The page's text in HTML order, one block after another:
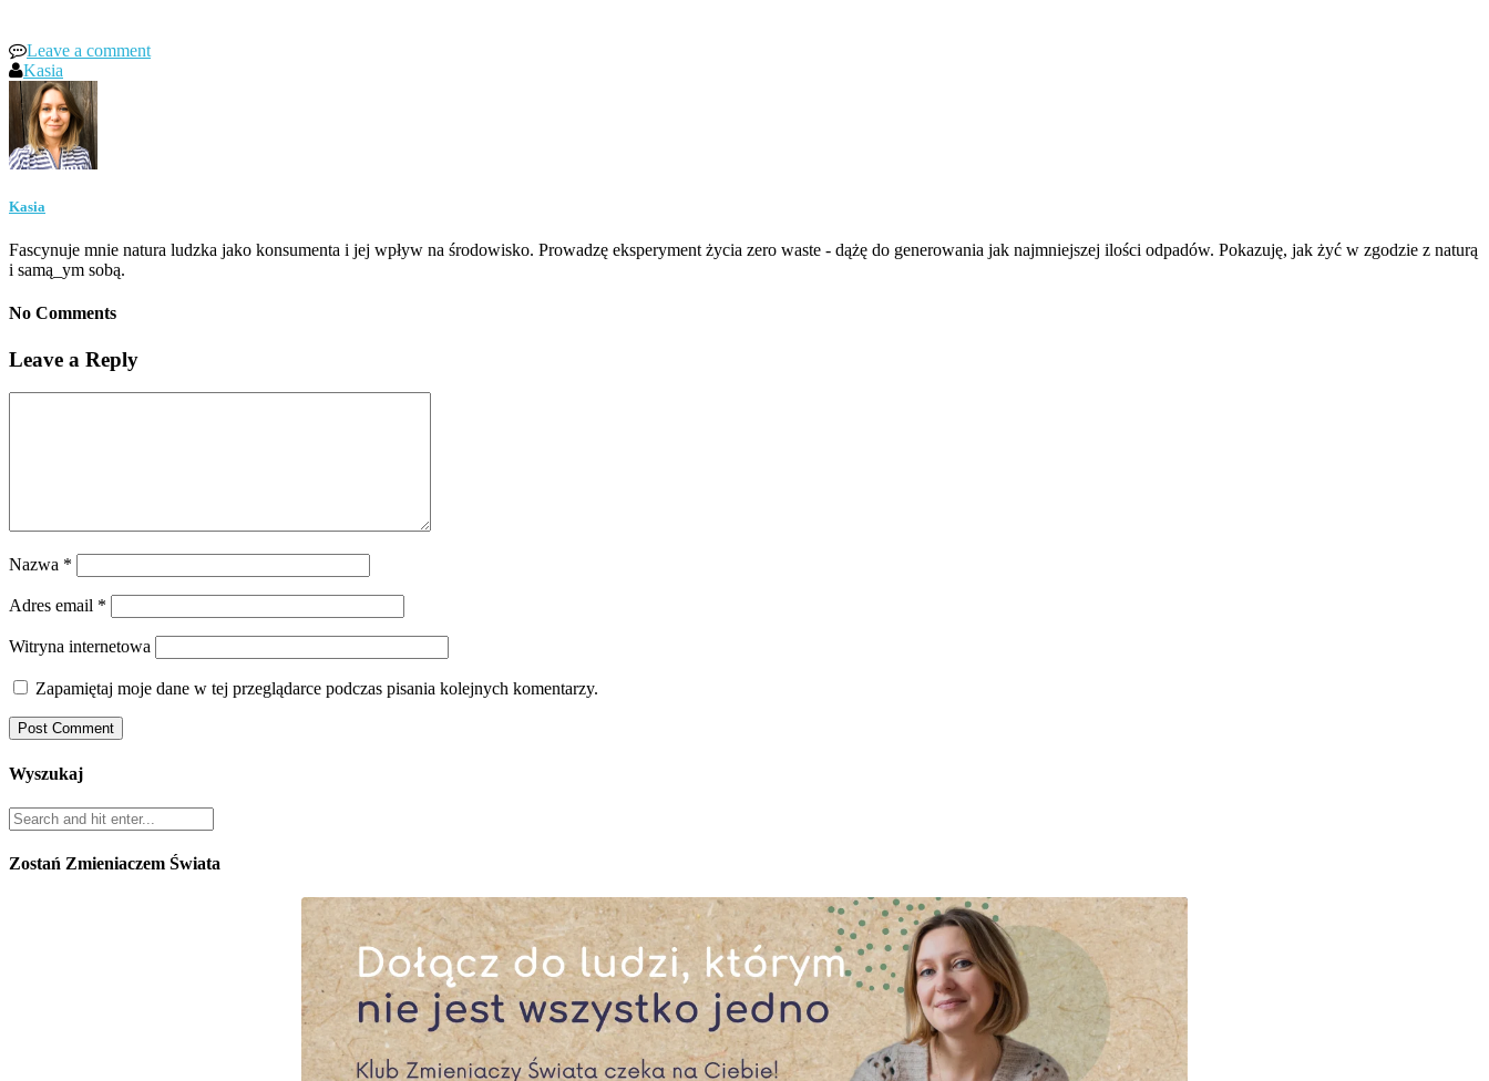
Leave a comment
Kasia
Kasia
Fascynuje mnie natura ludzka jako konsumenta i jej wpływ na środowisko. Prowadzę eksperyment życia zero waste - dążę do generowania jak najmniejszej ilości odpadów. Pokazuję, jak żyć w zgodzie z naturą
i samą_ym sobą.
No Comments
Leave a Reply
Nazwa *
Adres email *
Witryna internetowa
Zapamiętaj moje dane w tej przeglądarce podczas pisania kolejnych komentarzy.
Wyszukaj
Zostań Zmieniaczem Świata